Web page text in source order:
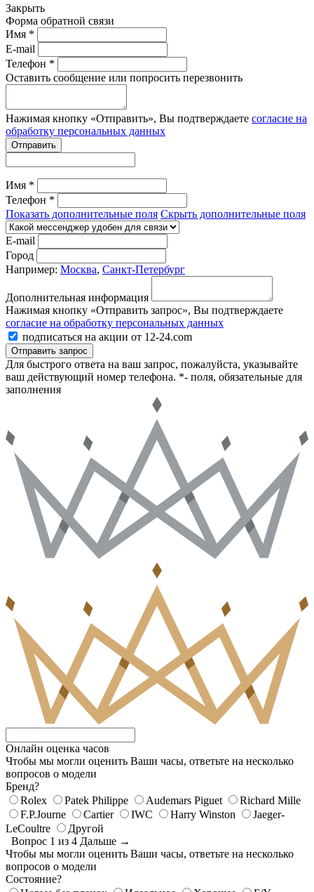
Закрыть
Форма обратной связи
Имя *
E-mail
Телефон *
Оставить сообщение или попросить перезвонить
Нажимая кнопку «Отправить», Вы подтверждаете согласие на
обработку персональных данных
Отправить
Имя *
Телефон *
Показать дополнительные поля Скрыть дополнительные поля
E-mail
Город
Например: Москва, Санкт-Петербург
Дополнительная информация
Нажимая кнопку «Отправить запрос», Вы подтверждаете
согласие на обработку персональных данных
подписаться на акции от 12-24.com
Отправить запрос
Для быстрого ответа на ваш запрос, пожалуйста, указывайте
ваш действующий номер телефона. *- поля, обязательные для
заполнения
Онлайн оценка часов
Чтобы мы могли оценить Ваши часы, ответьте на несколько
вопросов о модели
Бренд?
Rolex
Patek Philippe Audemars Piguet
Richard Mille
F.P.Journe
Cartier IWC Harry Winston
Jaeger-
LeCoultre
Другой
Вопрос 1 из 4 Дальше →
Чтобы мы могли оценить Ваши часы, ответьте на несколько
вопросов о модели
Состояние?